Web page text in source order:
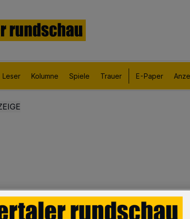
Leser Kolumne Spiele Trauer E-Paper